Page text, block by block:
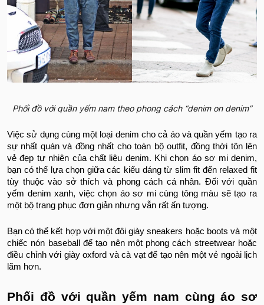
Phối đồ với quần yếm nam theo phong cách “denim on denim”
Việc sử dụng cùng một loại denim cho cả áo và quần yếm tạo ra
sự nhất quán và đồng nhất cho toàn bộ outfit, đồng thời tôn lên
vẻ đẹp tự nhiên của chất liệu denim. Khi chọn áo sơ mi denim,
bạn có thể lựa chọn giữa các kiểu dáng từ slim fit đến relaxed fit
tùy thuộc vào sở thích và phong cách cá nhân. Đối với quần
yếm denim xanh, việc chọn áo sơ mi cùng tông màu sẽ tạo ra
một bộ trang phục đơn giản nhưng vẫn rất ấn tượng.
Bạn có thể kết hợp với một đôi giày sneakers hoặc boots và một
chiếc nón baseball để tạo nên một phong cách streetwear hoặc
điều chỉnh với giày oxford và cà vạt để tạo nên một vẻ ngoài lịch
lãm hơn.
Phối đồ với quần yếm nam cùng áo sơ